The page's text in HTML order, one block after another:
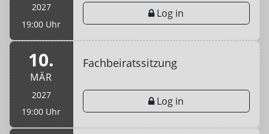
2027
19:00 Uhr
Log in
10.
MÄR
2027
19:00 Uhr
Fachbeiratssitzung
Log in